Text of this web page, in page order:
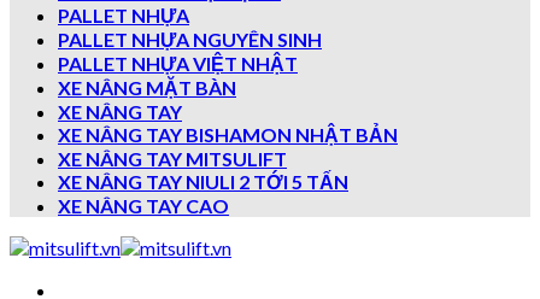
PALLET NHỰA
PALLET NHỰA NGUYÊN SINH
PALLET NHỰA VIỆT NHẬT
XE NÂNG MẶT BÀN
XE NÂNG TAY
XE NÂNG TAY BISHAMON NHẬT BẢN
XE NÂNG TAY MITSULIFT
XE NÂNG TAY NIULI 2 TỚI 5 TẤN
XE NÂNG TAY CAO